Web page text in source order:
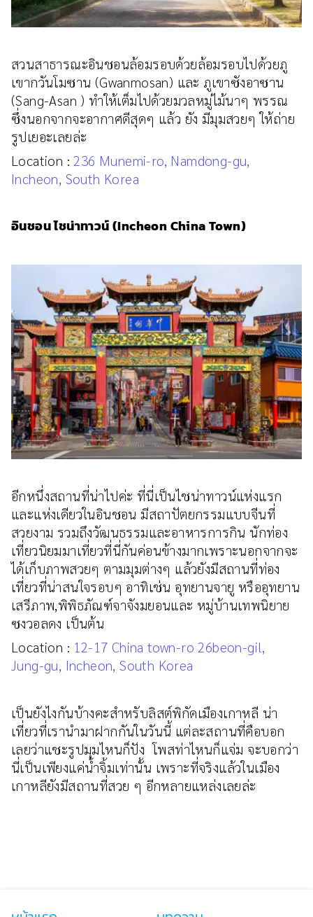
สวนสาธารณะอินชอนล้อมรอบด้วยล้อมรอบไปด้วยภู
เขากวันโมซาน (Gwanmosan) และ ภูเขาซังอาซาน
(Sang-Asan ) ทำให้เต็มไปด้วยมวลหมู่ไม้นาๆ พรรณ
ซึ่งนอกจากจะอากาศดีสุดๆ แล้ว ยัง มีมุมสวยๆ ให้ถ่าย
รูปเยอะเลยล่ะ
Location :236 Munemi-ro, Namdong-gu,
Incheon, South Korea
อินชอน ไชน่าทาวน์ (Incheon China Town)
อีกหนึ่งสถานที่น่าไปค่ะ ที่นี่เป็นไชน่าทาวน์แห่งแรก
และแห่งเดียวในอินชอน มีสถาปัตยกรรมแบบจีนที่
สวยงาม รวมถึงวัฒนธรรมและอาหารการกิน นักท่อง
เที่ยวนิยมมาเที่ยวที่นี่กันค่อนข้างมากเพราะนอกจากจะ
ได้เก็บภาพสวยๆ ตามมุมต่างๆ แล้วยังมีสถานที่ท่อง
เที่ยวที่น่าสนใจรอบๆ อาทิเช่น อุทยานจายู หรืออุทยาน
เสรีภาพ,พิพิธภัณฑ์จาจังมยอนและ หมู่บ้านเทพนิยาย
ซงวอลดง เป็นต้น
Location : 12-17 China town-ro 26beon-gil,
Jung-gu, Incheon, South Korea
เป็นยังไงกันบ้างคะสำหรับลิสต์พิกัดเมืองเกาหลี น่า
เที่ยวที่เรานำมาฝากกันในวันนี้ แต่ละสถานที่คือบอก
เลยว่าแชะรูปมุมไหนก็ปัง โพสท่าไหนก็แจ่ม จะบอกว่า
นี่เป็นเพียงแค่น้ำจิ้มเท่านั้น เพราะที่จริงแล้วในเมือง
เกาหลียังมีสถานที่สวย ๆ อีกหลายแหล่งเลยล่ะ